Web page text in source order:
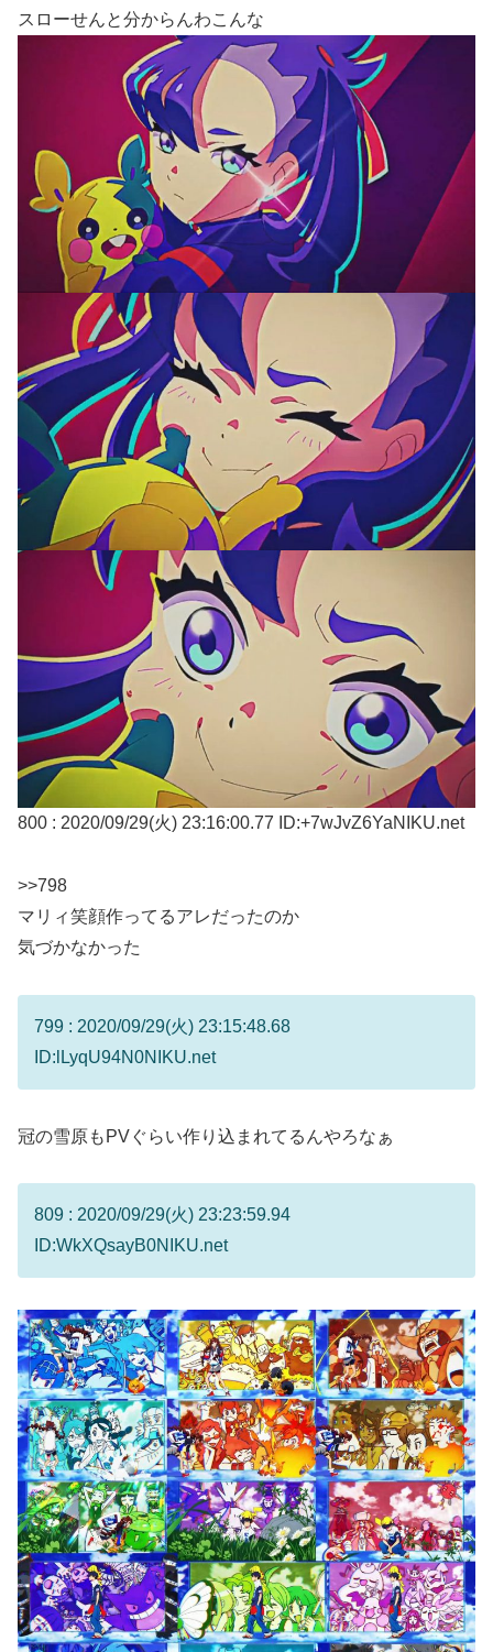
スローせんと分からんわこんな
800 : 2020/09/29(火) 23:16:00.77 ID:+7wJvZ6YaNIKU.net
>>798
マリィ笑顔作ってるアレだったのか
気づかなかった
799 : 2020/09/29(火) 23:15:48.68
ID:lLyqU94N0NIKU.net
冠の雪原もPVぐらい作り込まれてるんやろなぁ
809 : 2020/09/29(火) 23:23:59.94
ID:WkXQsayB0NIKU.net